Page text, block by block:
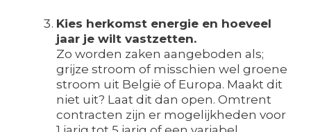
Kies herkomst energie en hoeveel
jaar je wilt vastzetten.
Zo worden zaken aangeboden als;
grijze stroom of misschien wel groene
stroom uit België of Europa. Maakt dit
niet uit? Laat dit dan open. Omtrent
contracten zijn er mogelijkheden voor